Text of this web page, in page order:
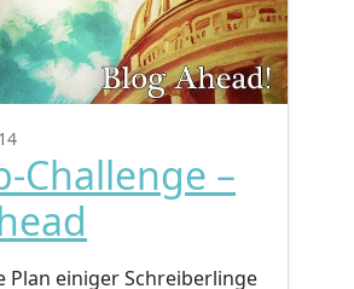
Challenge –
Plan einiger Schreiberlinge